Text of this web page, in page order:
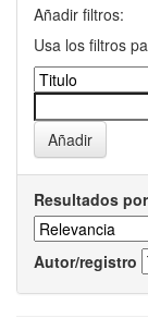
Añadir filtros:
Usa los filtros
Resultados
Autor/registro